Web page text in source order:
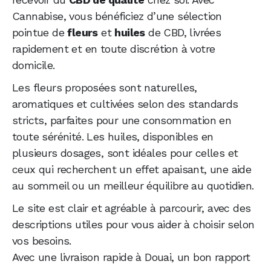
Cannabise, vous bénéficiez d’une sélection
pointue defleurset huilesde CBD, livrées
rapidement et en toute discrétion à votre
domicile.
Les fleurs proposées sont naturelles,
aromatiques et cultivées selon des standards
stricts, parfaites pour une consommation en
toute sérénité. Les huiles, disponibles en
plusieurs dosages, sont idéales pour celles et
ceux qui recherchent un effet apaisant, une aide
au sommeil ou un meilleur équilibre au quotidien.
Le site est clair et agréable à parcourir, avec des
descriptions utiles pour vous aider à choisir selon
vos besoins.
Avec une livraison rapide à Douai, un bon rapport